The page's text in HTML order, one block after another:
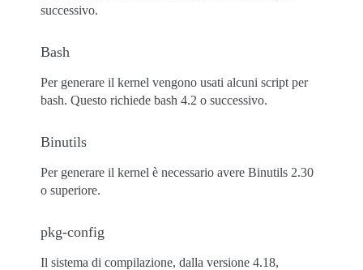
successivo.
Bash
Per generare il kernel vengono usati alcuni script per
bash. Questo richiede bash 4.2 o successivo.
Binutils
Per generare il kernel è necessario avere Binutils 2.30
o superiore.
pkg-config
Il sistema di compilazione, dalla versione 4.18,